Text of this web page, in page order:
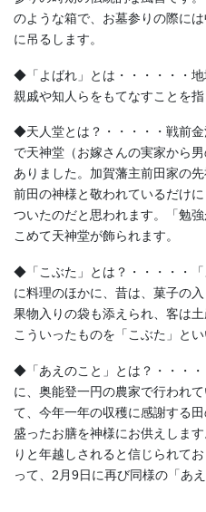
のような箱で、お墓参りの際に
に吊るします。
◆「よばれ」とは・・・・・・
親戚や知人らをもてなすことを指
◆天人堂とは？・・・・・戦前
で天神堂（お嫁さんの実家から
ありました。加賀藩主前田家の
前田の神様と敬われているだけ
ついたのだと思われます。「勉
こめて天神堂が飾られます。
◆「こぶた」とは？・・・・・「
に料理のほかに、昔は、菓子の
果物入りの袋も添えられ、客は
こういったものを「こぶた」とい
◆「あえのこと」とは？・・・
に、奥能登一円の農家で行われ
て、今年一年の収穫に感謝する
盛ったお膳を神様にお供えしま
りと年越しされると信じられて
って、2月9日に再び同様の「あ